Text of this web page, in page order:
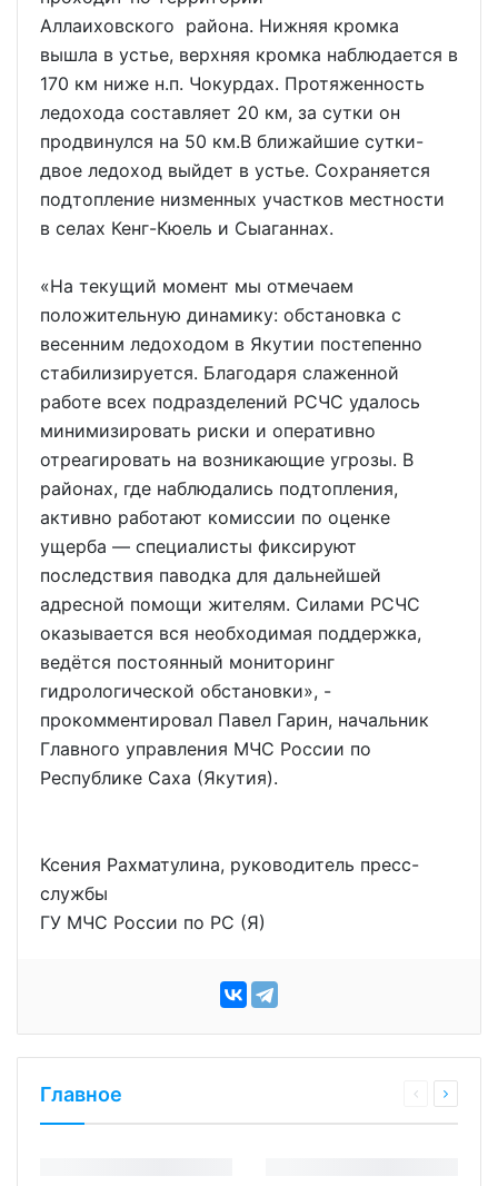
Аллаиховского района. Нижняя кромка
вышла в устье, верхняя кромка наблюдается в
170 км ниже н.п. Чокурдах. Протяженность
ледохода составляет 20 км, за сутки он
продвинулся на 50 км.В ближайшие сутки-
двое ледоход выйдет в устье. Сохраняется
подтопление низменных участков местности
в селах Кенг-Кюель и Сыаганнах.
«На текущий момент мы отмечаем
положительную динамику: обстановка с
весенним ледоходом в Якутии постепенно
стабилизируется. Благодаря слаженной
работе всех подразделений РСЧС удалось
минимизировать риски и оперативно
отреагировать на возникающие угрозы. В
районах, где наблюдались подтопления,
активно работают комиссии по оценке
ущерба — специалисты фиксируют
последствия паводка для дальнейшей
адресной помощи жителям. Силами РСЧС
оказывается вся необходимая поддержка,
ведётся постоянный мониторинг
гидрологической обстановки», -
прокомментировал Павел Гарин, начальник
Главного управления МЧС России по
Республике Саха (Якутия).
Ксения Рахматулина, руководитель пресс-
службы
ГУ МЧС России по РС (Я)
Главное